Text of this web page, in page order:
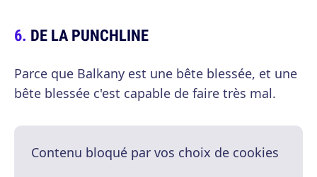
DE LA PUNCHLINE
Parce que Balkany est une bête blessée, et une
bête blessée c'est capable de faire très mal.
Contenu bloqué par vos choix de cookies